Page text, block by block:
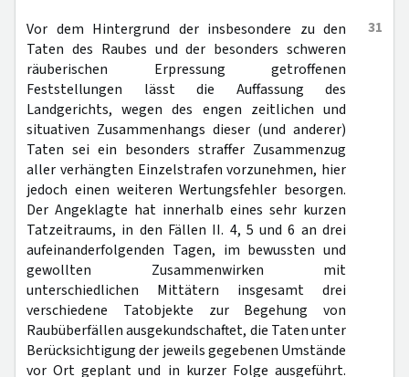
31
Vor dem Hintergrund der insbesondere zu den
Taten des Raubes und der besonders schweren
räuberischen Erpressung getroffenen
Feststellungen lässt die Auffassung des
Landgerichts, wegen des engen zeitlichen und
situativen Zusammenhangs dieser (und anderer)
Taten sei ein besonders straffer Zusammenzug
aller verhängten Einzelstrafen vorzunehmen, hier
jedoch einen weiteren Wertungsfehler besorgen.
Der Angeklagte hat innerhalb eines sehr kurzen
Tatzeitraums, in den Fällen II. 4, 5 und 6 an drei
aufeinanderfolgenden Tagen, im bewussten und
gewollten Zusammenwirken mit
unterschiedlichen Mittätern insgesamt drei
verschiedene Tatobjekte zur Begehung von
Raubüberfällen ausgekundschaftet, die Taten unter
Berücksichtigung der jeweils gegebenen Umstände
vor Ort geplant und in kurzer Folge ausgeführt.